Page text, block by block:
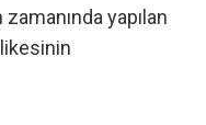
yapılan